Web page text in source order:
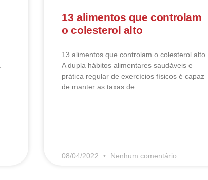
13 alimentos que controlam
o colesterol alto
13 alimentos que controlam o colesterol alto​
A dupla hábitos alimentares saudáveis e
prática regular de exercícios físicos é capaz
de manter as taxas de
08/04/2022 Nenhum comentário